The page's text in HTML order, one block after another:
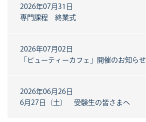
2026年07月31日
専門課程 終業式
2026年07月02日
「ビューティーカフェ」開催のお知らせ
2026年06月26日
6月27日（土） 受験生の皆さまへ